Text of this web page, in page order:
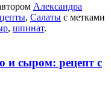
Александра
, Салаты с метками
, шпинат.
и сыром: рецепт с